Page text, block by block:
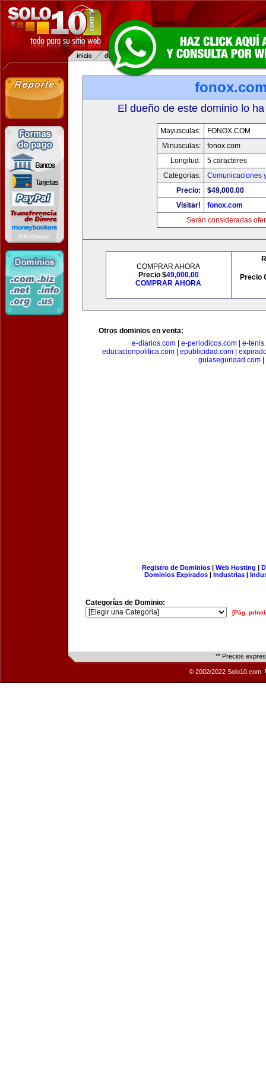
El dueño de este dominio lo
Mayusculas:
FONOX.COM
Minusculas:
fonox.com
Longitud:
5 caracteres
Categorias:
Comunicaciones
Precio:
$49,000.00
Visitar!
fonox.com
Serán consideradas
COMPRAR AHORA
Precio $49,000.00
COMPRAR AHORA
Precio
Otros dominios en venta:
e-diarios.com
e-periodicos.com
e-
educacionpolitica.com
epublicidad.com
guiaseguridad.com|
Registro de Dominios| Web Hosting |
Dominios Expirados | Industrias |
Categorías de Dominio:
[Pág.
** Precios
© 2002/2022 Solo10.com